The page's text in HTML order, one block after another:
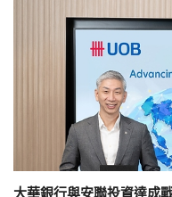
大華銀行與安聯投資達成